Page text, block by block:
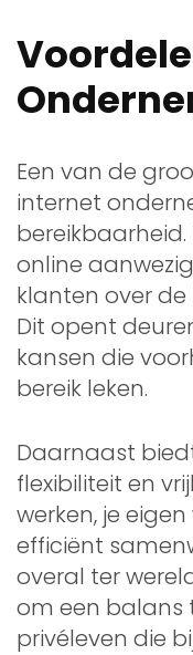
Een van de
internet
online
klanten over de
Dit opent
kansen die
bereik leken.
Daarnaast
flexibiliteit en
werken, je
efficiënt
overal ter
om een balans
privéleven die